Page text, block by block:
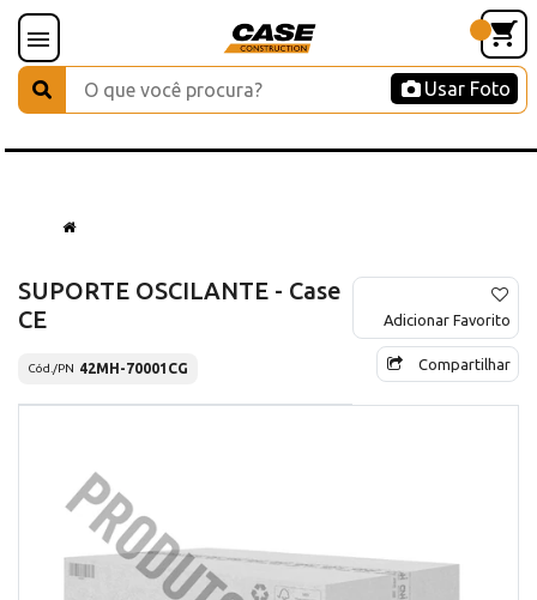
Usar Foto
SUPORTE OSCILANTE - Case
CE
Cód./PN 42MH-70001CG
Adicionar Favorito
Compartilhar